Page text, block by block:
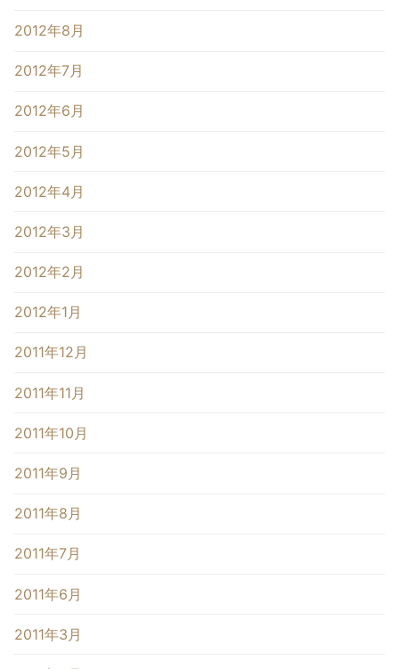
2012年8月
2012年7月
2012年6月
2012年5月
2012年4月
2012年3月
2012年2月
2012年1月
2011年12月
2011年11月
2011年10月
2011年9月
2011年8月
2011年7月
2011年6月
2011年3月